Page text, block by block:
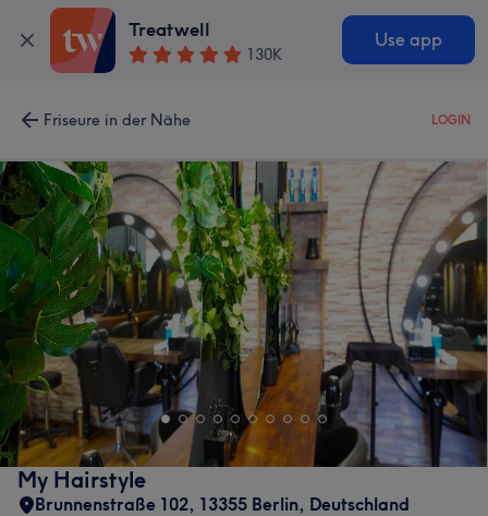
Treatwell
130K
Use app
Friseure in der Nähe LOGIN
My Hairstyle
Brunnenstraße 102, 13355 Berlin, Deutschland